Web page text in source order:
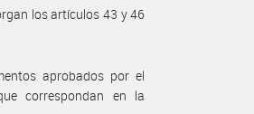
los artículos 43 y 46
aprobados por el
correspondan en la